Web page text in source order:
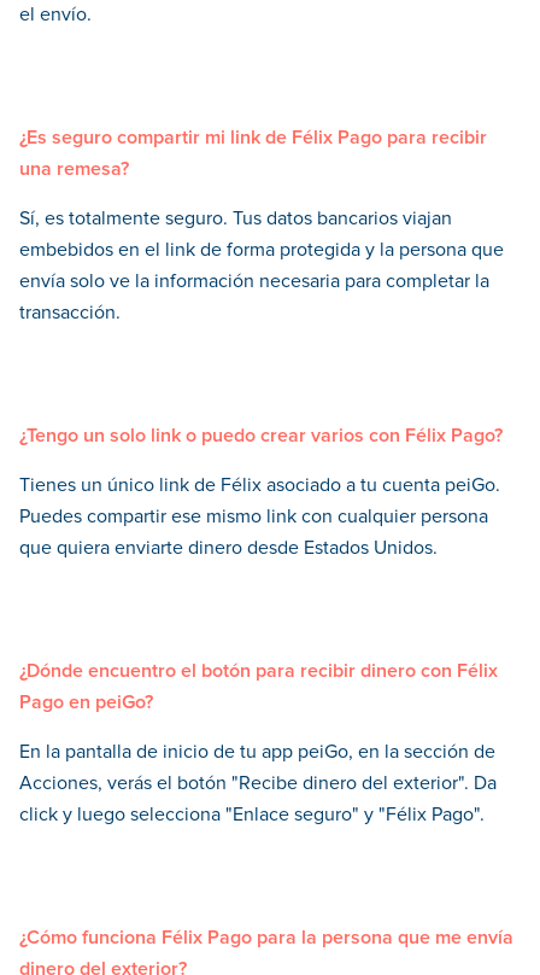
el envío.
¿Es seguro compartir mi link de Félix Pago para recibir
una remesa?
Sí, es totalmente seguro. Tus datos bancarios viajan
embebidos en el link de forma protegida y la persona que
envía solo ve la información necesaria para completar la
transacción.
¿Tengo un solo link o puedo crear varios con Félix Pago?
Tienes un único link de Félix asociado a tu cuenta peiGo.
Puedes compartir ese mismo link con cualquier persona
que quiera enviarte dinero desde Estados Unidos.
¿Dónde encuentro el botón para recibir dinero con Félix
Pago en peiGo?
En la pantalla de inicio de tu app peiGo, en la sección de
Acciones, verás el botón "Recibe dinero del exterior". Da
click y luego selecciona "Enlace seguro" y "Félix Pago".
¿Cómo funciona Félix Pago para la persona que me envía
dinero del exterior?